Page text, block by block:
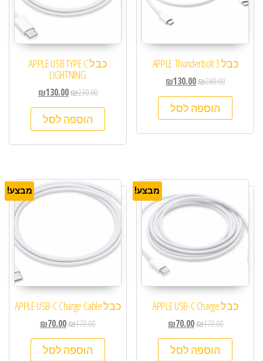
כבל APPLE Thunderbolt 3
₪240.00
₪130.00
הוספה לסל
כבל APPLE USB TYPE C
LIGHTNING
₪230.00
₪130.00
הוספה לסל
מבצע!
כבל APPLE USB-C Charge
₪170.00
₪70.00
הוספה לסל
מבצע!
כבל APPLE USB-C Charge Cable
₪170.00
₪70.00
הוספה לסל